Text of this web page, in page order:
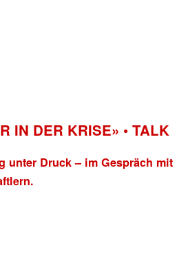
IN DER KRISE» • TALK
unter Druck – im Gespräch mit